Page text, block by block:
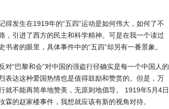
得发生在1919年的“五四”运动是如何伟大，如何了不
，引进了西方的民主和科学精神。可是在我一个读过
书者的眼里，具体事件中的“五四”却另有一番景象。
对“巴黎和会”对中国的强盗行径确实是每一个中国人的
表达这种爱国热情也是值得鼓励和赞赏的。但是，万
就不能再简单地赞美，无原则地倡导。 1919年5月4日
霖的赵家楼事件，我想就应该有新的视角对待。